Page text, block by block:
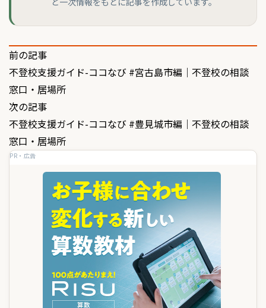
投
稿
ナ
ビ
ゲ
前の記事
不登校支援ガイド-ココなび #宮古島市編｜不登校の相談
窓口・居場所
次の記事
不登校支援ガイド-ココなび #豊見城市編｜不登校の相談
窓口・居場所
PR・広告